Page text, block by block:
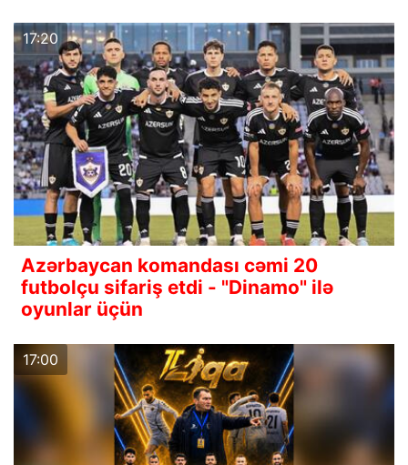
17:20
Azərbaycan komandası cəmi 20
futbolçu sifariş etdi - "Dinamo" ilə
oyunlar üçün
17:00